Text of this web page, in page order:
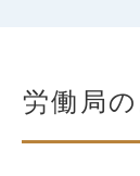
労働局